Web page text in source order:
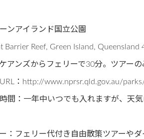
ンアイランド国立公園
Barrier Reef, Green Island, Queensland
アンズからフェリーで30分。ツアーの
：http://www.nprsr.qld.gov.au/
間：一年中いつでも入れますが、天
：フェリー代付き自由散策ツアーやダ